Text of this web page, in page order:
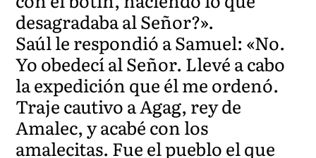
desagradaba al Señor?».
Saúl le respondió a Samuel: «No.
Yo obedecí al Señor. Llevé a cabo
la expedición que él me ordenó.
Traje cautivo a Agag, rey de
Amalec, y acabé con los
amalecitas. Fue el pueblo el que